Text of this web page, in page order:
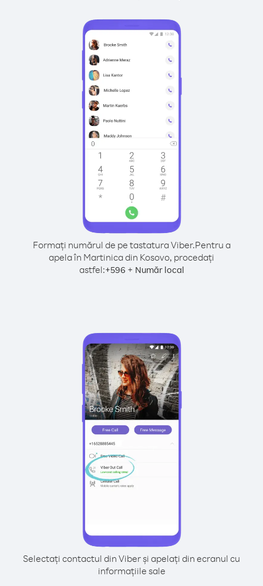
Formați numărul de pe tastatura Viber.Pentru a
apela în Martinica din Kosovo, procedați
astfel:+596 + Număr local
Selectați contactul din Viber și apelați din ecranul cu
informațiile sale